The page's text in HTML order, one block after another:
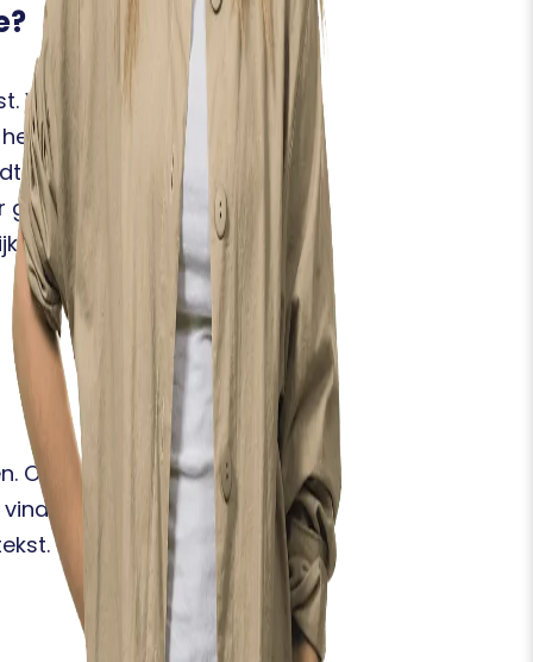
Wanneer je live
gesprek iets heel
Vaak zie je in mijn
hebben.
Of het nu
tekenen te gek.